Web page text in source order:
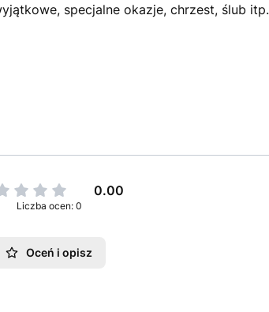
specjalne okazje, chrzest, ślub itp.
0.00
Liczba ocen: 0
Oceń i opisz